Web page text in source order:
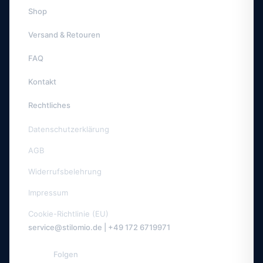
Shop
Versand & Retouren
FAQ
Kontakt
Rechtliches
Datenschutzerklärung
AGB
Widerrufsbelehrung
Impressum
Cookie-Richtlinie (EU)
service@stilomio.de | +49 172 6719971
Folgen